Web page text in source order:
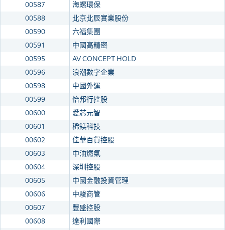
00587
海螺環保
00588
北京北辰實業股份
00590
六福集團
00591
中國高精密
00595
AV CONCEPT HOLD
00596
浪潮數字企業
00598
中國外運
00599
怡邦行控股
00600
愛芯元智
00601
稀鎂科技
00602
佳華百貨控股
00603
中油燃氣
00604
深圳控股
00605
中國金融投資管理
00606
中駿商管
00607
豐盛控股
00608
達利國際